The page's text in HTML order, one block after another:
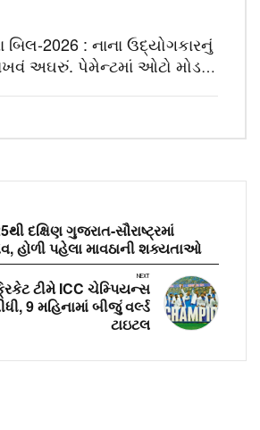
બિલ-2026 : નાના ઉદ્યોગકારનું
અઘરું, પેમેન્ટમાં ઓટો મોડ
દક્ષિણ ગુજરાત-સૌરાષ્ટ્રમાં
હોળી પહેલા માવઠાની શક્યતાઓ
NEXT
ટીમે ICC ચેમ્પિયન્સ
9 મહિનામાં બીજું વર્લ્ડ
ટાઇટલ